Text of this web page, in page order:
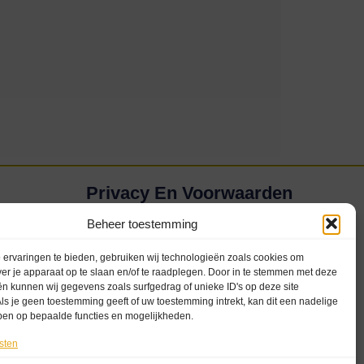
Beheer toestemming
ervaringen te bieden, gebruiken wij technologieën zoals cookies om
je apparaat op te slaan en/of te raadplegen. Door in te stemmen met deze
kunnen wij gegevens zoals surfgedrag of unieke ID's op deze site
je geen toestemming geeft of uw toestemming intrekt, kan dit een nadelige
op bepaalde functies en mogelijkheden.
Privacy En Voorwaarden
Algemene voorwaarden
Cookieverklaring